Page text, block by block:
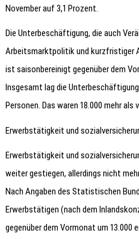
November auf 3,1 Prozent.
Die Unterbeschäftigung, die auch
Arbeitsmarktpolitik und kurzfristiger
ist saisonbereinigt gegenüber dem
Insgesamt lag die
Personen. Das waren 18.000 mehr als
Erwerbstätigkeit und
Erwerbstätigkeit und
weiter gestiegen, allerdings nicht
Nach Angaben des Statistischen
Erwerbstätigen (nach dem
gegenüber dem Vormonat um